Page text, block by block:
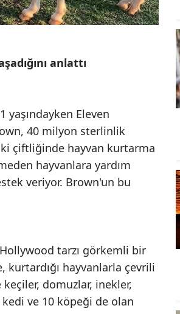
anlattı
yaşındayken Eleven
40 milyon sterlinlik
çiftliğinde hayvan kurtarma
hayvanlara yardım
veriyor. Brown'un bu
tarzı görkemli bir
hayvanlarla çevrili
domuzlar, inekler,
ve 10 köpeği de olan